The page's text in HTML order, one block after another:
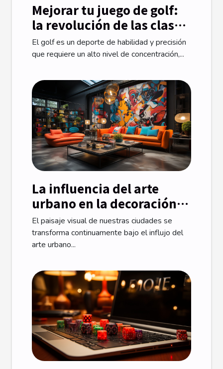
Mejorar tu juego de golf:
la revolución de las clases
en línea
El golf es un deporte de habilidad y precisión
que requiere un alto nivel de concentración,...
La influencia del arte
urbano en la decoración
moderna
El paisaje visual de nuestras ciudades se
transforma continuamente bajo el influjo del
arte urbano...